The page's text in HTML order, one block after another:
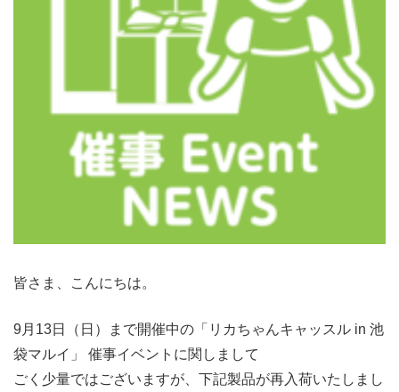
皆さま、こんにちは。
9月13日（日）まで開催中の「リカちゃんキャッスル in 池
袋マルイ」 催事イベントに関しまして
ごく少量ではございますが、下記製品が再入荷いたしまし